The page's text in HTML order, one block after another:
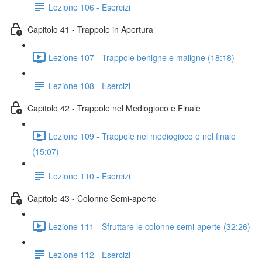
Lezione 106 - Esercizi
Capitolo 41 - Trappole in Apertura
Lezione 107 - Trappole benigne e maligne (18:18)
Lezione 108 - Esercizi
Capitolo 42 - Trappole nel Mediogioco e Finale
Lezione 109 - Trappole nel mediogioco e nel finale
(15:07)
Lezione 110 - Esercizi
Capitolo 43 - Colonne Semi-aperte
Lezione 111 - Sfruttare le colonne semi-aperte (32:26)
Lezione 112 - Esercizi